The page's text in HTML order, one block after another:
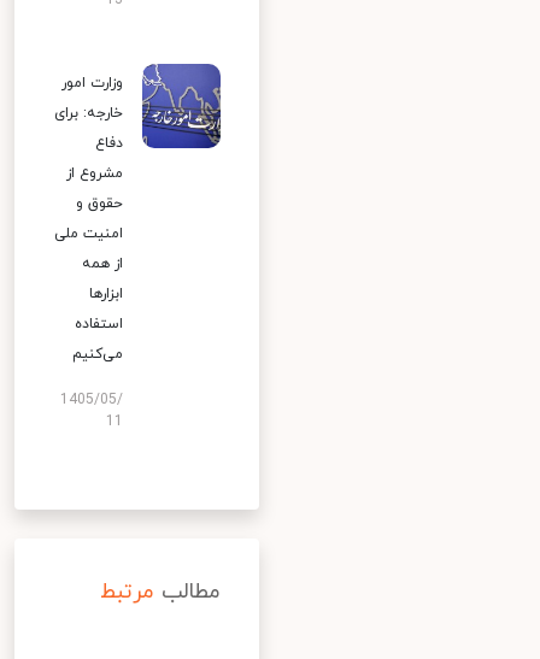
وزارت امور
خارجه: برای
دفاع
مشروع از
حقوق و
امنیت ملی
از همه
ابزارها
استفاده
می‌کنیم
1405/05/
مطالب مرتبط